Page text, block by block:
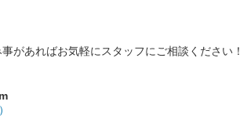
があればお気軽にスタッフにご相談ください！